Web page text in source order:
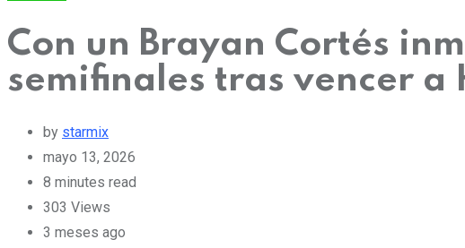
Con un Brayan Cortés
semifinales tras vencer a
by starmix
mayo 13, 2026
8 minutes read
303 Views
3 meses ago